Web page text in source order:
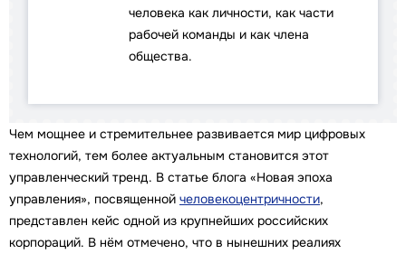
человека как личности, как части
рабочей команды и как члена
общества.
Чем мощнее и стремительнее развивается мир цифровых
технологий, тем более актуальным становится этот
управленческий тренд. В статье блога «Новая эпоха
управления», посвященной человекоцентричности,
представлен кейс одной из крупнейших российских
корпораций. В нём отмечено, что в нынешних реалиях